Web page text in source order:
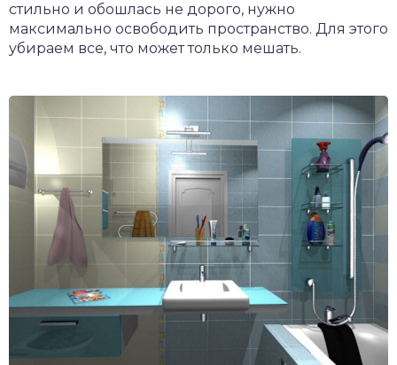
стильно и обошлась не дорого, нужно
максимально освободить пространство. Для этого
убираем все, что может только мешать.